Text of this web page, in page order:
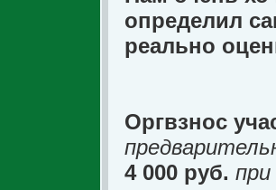
определил
реально
Оргвзнос
4 000 руб.